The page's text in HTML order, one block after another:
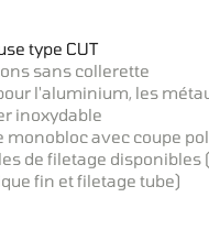
type CUT
sans collerette
l'aluminium, les
inoxydable
monobloc avec coupe
de filetage disponibles
fin et filetage tube)